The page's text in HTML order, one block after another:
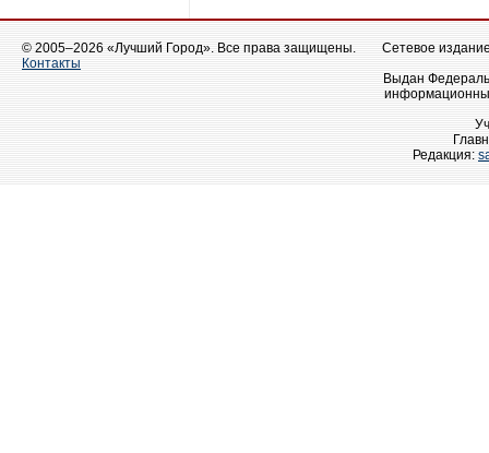
© 2005–2026 «Лучший Город». Все права защищены.
Контакты
Сетевое
Выдан
Редакция: